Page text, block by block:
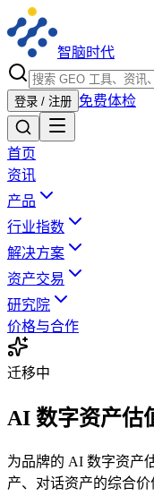
智脑时代
登录 / 注册 免费体检
首页
资讯
产品
行业指数
解决方案
资产交易
研究院
价格与合作
迁移中
AI 数字资产估
为品牌的 AI 数字资产
产、对话资产的综合价